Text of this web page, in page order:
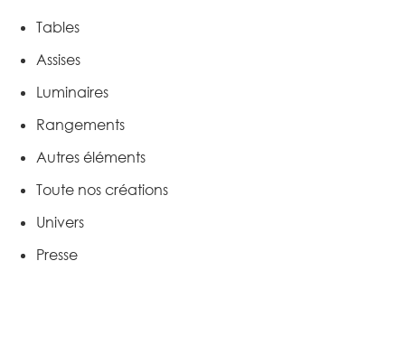
Tables
Assises
Luminaires
Rangements
Autres éléments
Toute nos créations
Univers
Presse